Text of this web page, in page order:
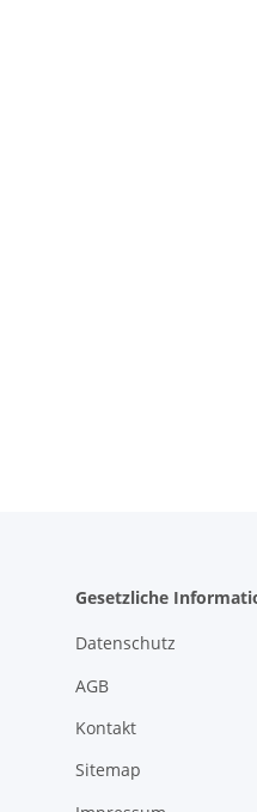
Gesetzliche
Datenschutz
AGB
Kontakt
Sitemap